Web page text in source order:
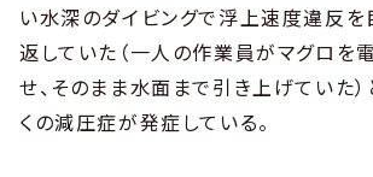
い水深のダイビングで浮上速度違反を
返していた（一人の作業員がマグロを
せ、そのまま水面まで引き上げていた）
くの減圧症が発症している。